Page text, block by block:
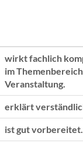
wirkt fachlich
im
Veranstaltung.
erklärt
ist gut vorbereitet.